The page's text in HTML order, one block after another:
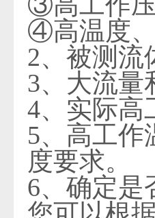
④高温度
2、被测流
3、大流量
4、实际高
5、高工作
度要求。
6、确定是